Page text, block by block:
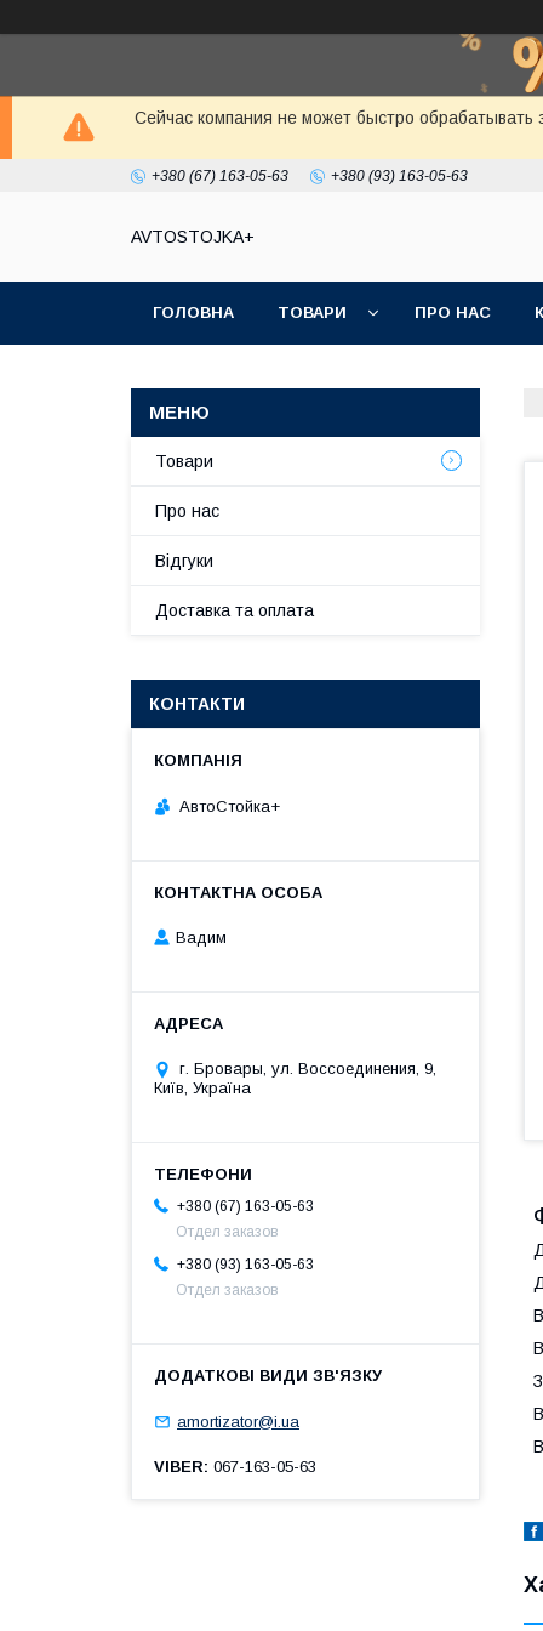
Сейчас компания не может быстро
+380 (67) 163-05-63 +380 (93) 163-05-63
AVTOSTOJKA+
ГОЛОВНА ТОВАРИ ПРО НАС
Товари
Про нас
Відгуки
Доставка та оплата
КОНТАКТИ
АвтоСтойка+
Вадим
г. Бровары, ул. Воссоединения, 9,
Київ, Україна
+380 (67) 163-05-63
Отдел заказов
+380 (93) 163-05-63
Отдел заказов
amortizator@i.ua
VIBER 067-163-05-63